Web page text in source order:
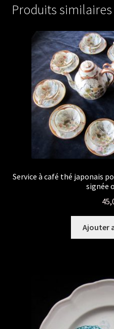
Produits similaires
Service à café thé japonais
signée
Ajouter